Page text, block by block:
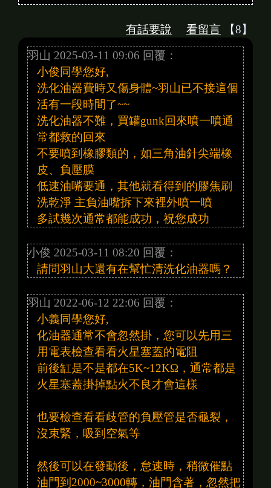
有話要說 看留言 【8】
羽山 2025-03-11 09:06 回覆：
小俊同學您好,
洗化油器費時又傷身體~羽山已不接這個
活有一段時間了~~
洗化油器不難，買罐gunk回來噴一噴通
常都救的回來
不要噴到橡膠類的，如三角油針尖端橡
皮、負壓膜
低速油嘴要通，其他就看得到的膠焦刷
洗乾淨 主負油嘴拆下來裡外噴一噴
多試幾次通常都能成功，祝您成功
小俊 2025-03-11 08:20 回覆：
請問羽山大還有在幫忙清洗化油器嗎？
羽山 2022-06-12 22:06 回覆：
小義同學您好,
化油器通常不會忽然掛，您可以先用三
用電表檢查看看火星塞蓋的電阻
前後缸是不是都在5K~12KΩ，通常都是
火星塞蓋掛掉點火不良才會這樣
也要檢查看看歧管的負壓管是否龜裂，
沒束緊，吸到空氣等
然後可以在發動後，怠速時，稍微催點
油門到2000~3000轉，油門含著，忽然把